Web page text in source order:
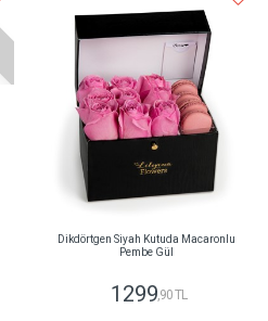
Dikdörtgen Siyah Kutuda Macaronlu
Pembe Gül
1299,90 TL